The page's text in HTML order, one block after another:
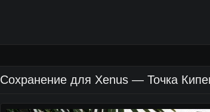
Сохранение для Xenus — Точка